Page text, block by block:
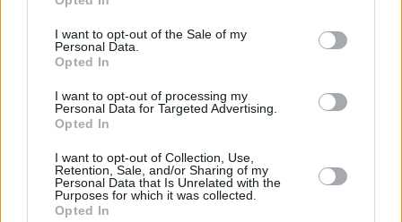
use your data for below specified purposes in below Google
consent section.
I want to opt-out of the Sale of my
Personal Data.
Opted In
I want to opt-out of processing my
Personal Data for Targeted Advertising.
Opted In
I want to opt-out of Collection, Use,
Retention, Sale, and/or Sharing of my
Personal Data that Is Unrelated with the
Purposes for which it was collected.
Opted In
Ο δράστης εκμεταλλεύτηκε την περίοδο της
Αποκριας για να κινείται ανενόχλητος στον